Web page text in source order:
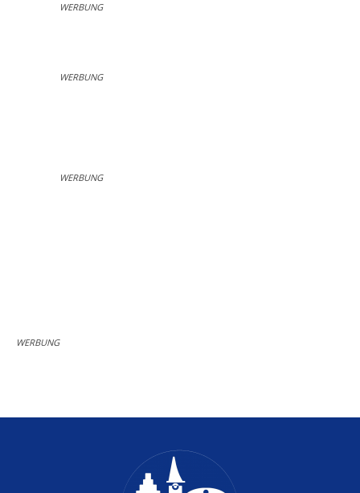
WERBUNG
WERBUNG
WERBUNG
WERBUNG